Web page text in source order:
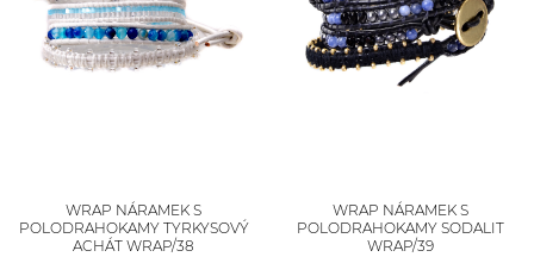
WRAP NÁRAMEK S
POLODRAHOKAMY TYRKYSOVÝ
ACHÁT WRAP/38
WRAP NÁRAMEK S
POLODRAHOKAMY SODALIT
WRAP/39